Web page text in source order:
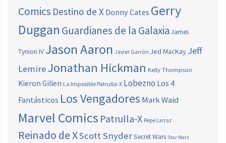
Comics Destino de X Donny Cates Gerry
Duggan Guardianes de la Galaxia James
Tynion IV Jason Aaron Javier Garrón Jed MacKay Jeff
LemireJonathan Hickman Kelly Thompson
Kieron Gillen La Imposible Patrulla-X Lobezno Los 4
Fantásticos Los Vengadores Mark Waid
Marvel Comics Patrulla-X Pepe Larraz
Reinado de XScott SnyderSecret Wars Star Wars